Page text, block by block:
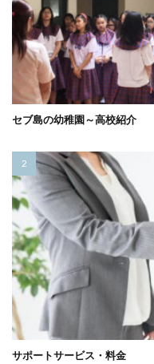
セブ島の幼稚園～高校紹介
サポートサービス・料金